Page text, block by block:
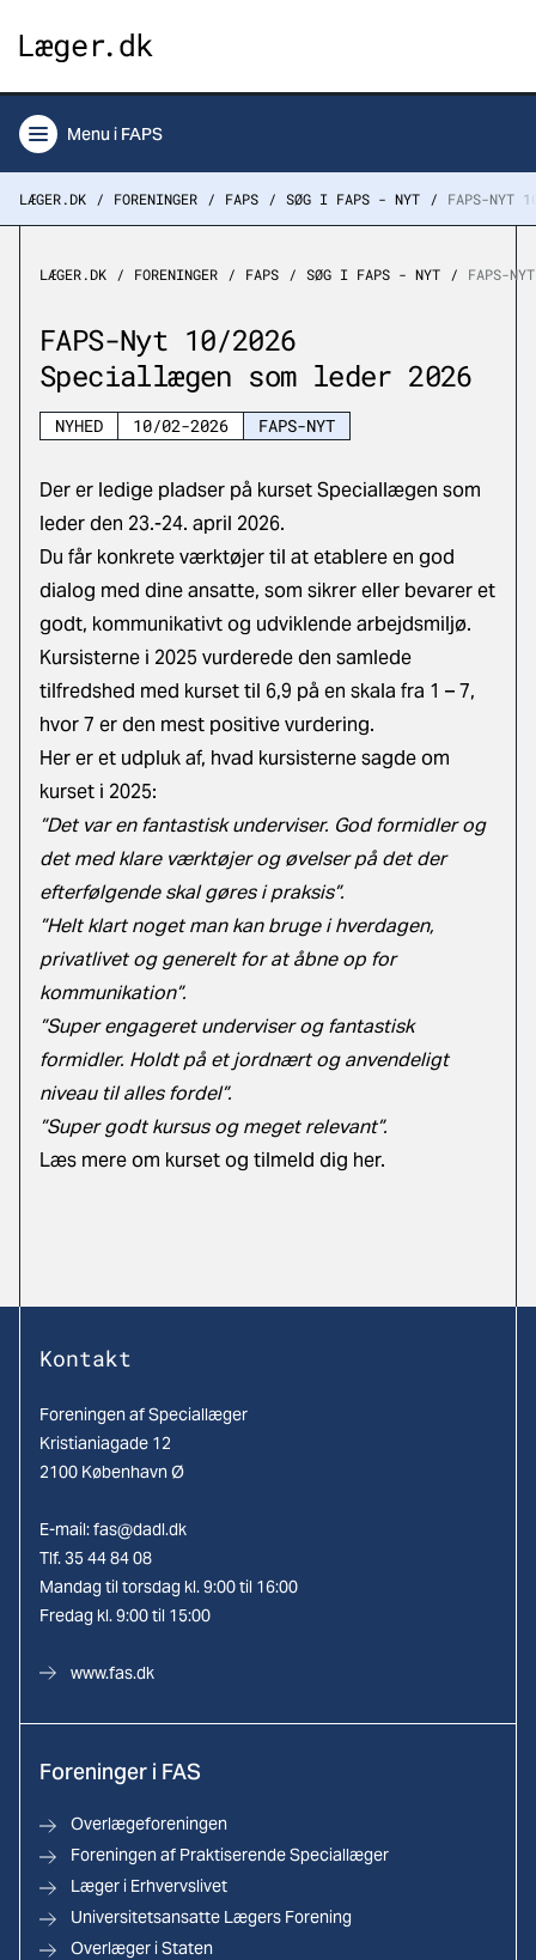
Menu i FAPS
LÆGER.DK FORENINGER FAPS SØG I FAPS - NYT FAPS-NYT
LÆGER.DK FORENINGER FAPS SØG I FAPS - NYT FAPS-
FAPS-Nyt 10/2026
Speciallægen som leder 2026
NYHED 10/02-2026 FAPS-NYT
Der er ledige pladser på kurset Speciallægen som
leder den 23.-24. april 2026.
Du får konkrete værktøjer til at etablere en god
dialog med dine ansatte, som sikrer eller bevarer et
godt, kommunikativt og udviklende arbejdsmiljø.
Kursisterne i 2025 vurderede den samlede
tilfredshed med kurset til 6,9 på en skala fra 1 – 7,
hvor 7 er den mest positive vurdering.
Her er et udpluk af, hvad kursisterne sagde om
kurset i 2025:
”Det var en fantastisk underviser. God formidler og
det med klare værktøjer og øvelser på det der
efterfølgende skal gøres i praksis”.
”Helt klart noget man kan bruge i hverdagen,
privatlivet og generelt for at åbne op for
kommunikation”.
”Super engageret underviser og fantastisk
formidler. Holdt på et jordnært og anvendeligt
niveau til alles fordel”.
”Super godt kursus og meget relevant”.
Læs mere om kurset og tilmeld dig her.
Kontakt
Foreningen af Speciallæger
Kristianiagade 12
2100 København Ø
E-mail:fas@dadl.dk
Tlf. 35 44 84 08
Mandag til torsdag kl. 9:00 til 16:00
Fredag kl. 9:00 til 15:00
www.fas.dk
Foreninger i FAS
Overlægeforeningen
Foreningen af Praktiserende Speciallæger
Læger i Erhvervslivet
Universitetsansatte Lægers Forening
Overlæger i Staten